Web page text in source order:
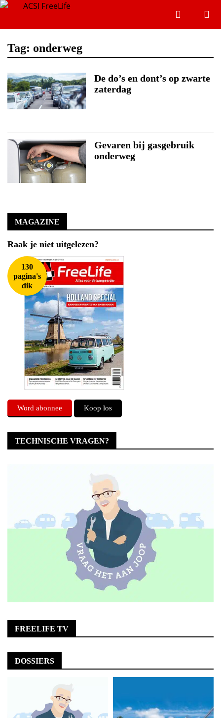
Zoeken
Tag: onderweg
De do’s en dont’s op zwarte
zaterdag
Gevaren bij gasgebruik
onderweg
MAGAZINE
Raak je niet uitgelezen?
130
pagina's
dik
Word abonnee Koop los
TECHNISCHE VRAGEN?
FREELIFE TV
DOSSIERS